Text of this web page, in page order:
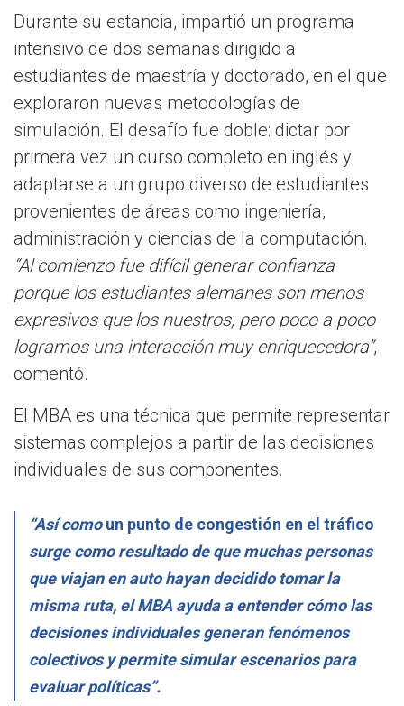
Durante su estancia, impartió un programa
intensivo de dos semanas dirigido a
estudiantes de maestría y doctorado, en el que
exploraron nuevas metodologías de
simulación. El desafío fue doble: dictar por
primera vez un curso completo en inglés y
adaptarse a un grupo diverso de estudiantes
provenientes de áreas como ingeniería,
administración y ciencias de la computación.
“Al comienzo fue difícil generar confianza
porque los estudiantes alemanes son menos
expresivos que los nuestros, pero poco a poco
logramos una interacción muy enriquecedora”,
comentó.
El MBA es una técnica que permite representar
sistemas complejos a partir de las decisiones
individuales de sus componentes.
“Así comoun punto de congestión en el tráfico
surge como resultado de que muchas personas
que viajan en auto hayan decidido tomar la
misma ruta, el MBA ayuda a entender cómo las
decisiones individuales generan fenómenos
colectivos y permite simular escenarios para
evaluar políticas”.